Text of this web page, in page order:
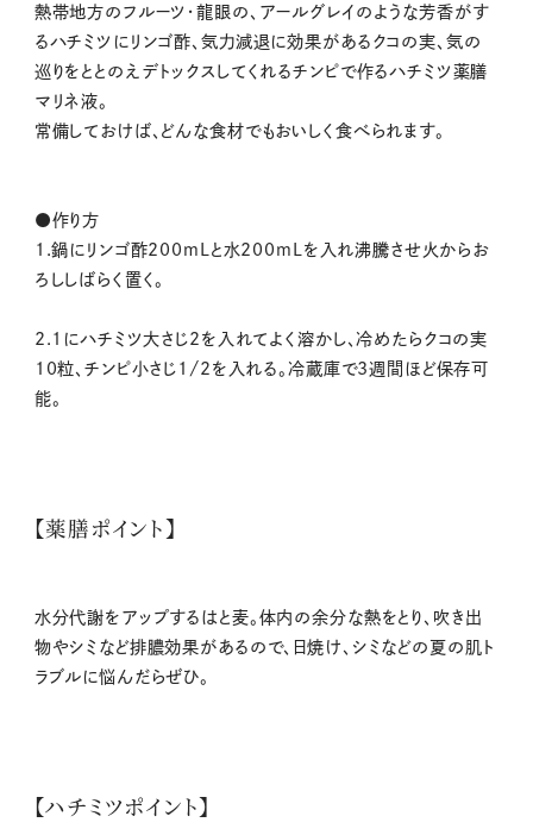
熱帯地方のフルーツ・龍眼の、アールグレイのような芳香がす
るハチミツにリンゴ酢、気力減退に効果があるクコの実、気の
巡りをととのえデトックスしてくれるチンピで作るハチミツ薬膳
マリネ液。
常備しておけば、どんな食材でもおいしく食べられます。
●作り方
1.鍋にリンゴ酢200mLと水200mLを入れ沸騰させ火からお
ろししばらく置く。
2.1にハチミツ大さじ2を入れてよく溶かし、冷めたらクコの実
10粒、チンピ小さじ1/2を入れる。冷蔵庫で3週間ほど保存可
能。
【薬膳ポイント】
水分代謝をアップするはと麦。体内の余分な熱をとり、吹き出
物やシミなど排膿効果があるので、日焼け、シミなどの夏の肌ト
ラブルに悩んだらぜひ。
【ハチミツポイント】